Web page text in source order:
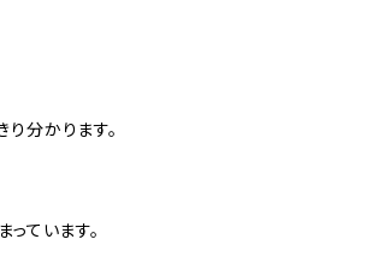
分かります。
ています。